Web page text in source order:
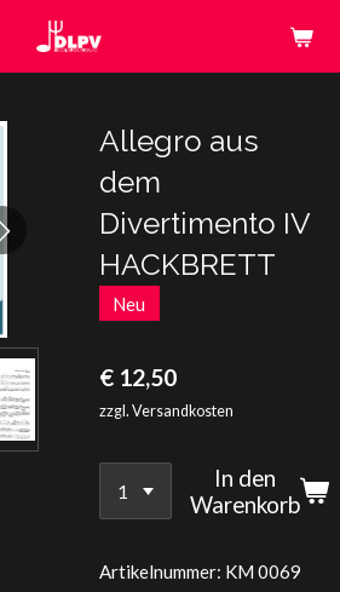
Allegro aus
dem
Divertimento IV
HACKBRETT
Neu
€ 12,50
zzgl. Versandkosten
In den
Warenkorb
Artikelnummer: KM 0069